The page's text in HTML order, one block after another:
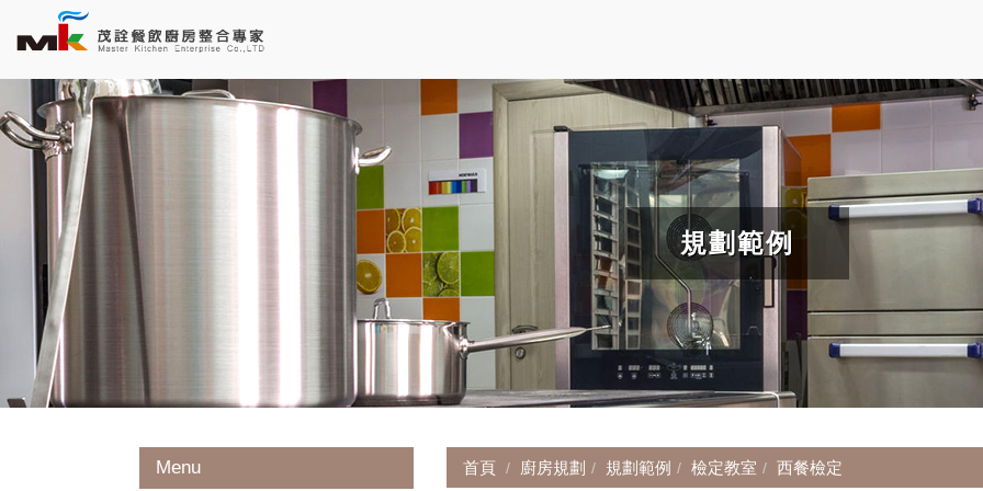
規劃範例
首頁 廚房規劃 規劃範例 檢定教室 西餐檢定
Menu